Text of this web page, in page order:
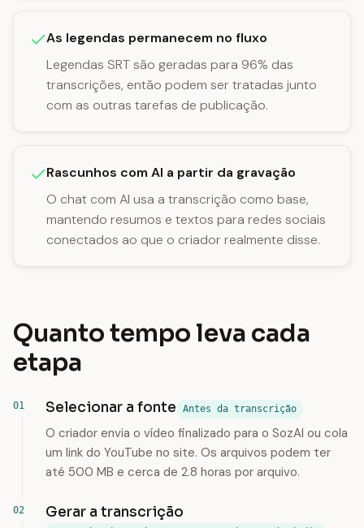
As legendas permanecem no fluxo
Legendas SRT são geradas para 96% das
transcrições, então podem ser tratadas junto
com as outras tarefas de publicação.
Rascunhos com AI a partir da gravação
O chat com AI usa a transcrição como base,
mantendo resumos e textos para redes sociais
conectados ao que o criador realmente disse.
Quanto tempo leva cada
etapa
Selecionar a fonte Antes da transcrição
O criador envia o vídeo finalizado para o SozAI ou cola
um link do YouTube no site. Os arquivos podem ter
até 500 MB e cerca de 2.8 horas por arquivo.
Gerar a transcrição